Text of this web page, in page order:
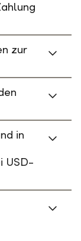
zur
in
USD-